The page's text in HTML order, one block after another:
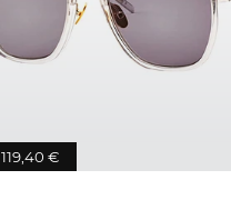
119,40 €